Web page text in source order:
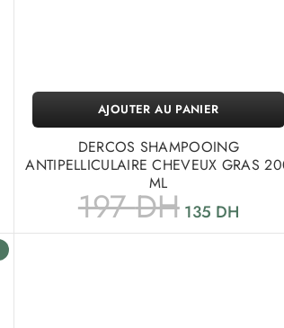
DERCOS SHAMPOOING
ANTIPELLICULAIRE CHEVEUX GRAS
ML
197DH 135 DH
AJOUTER AU PANIER